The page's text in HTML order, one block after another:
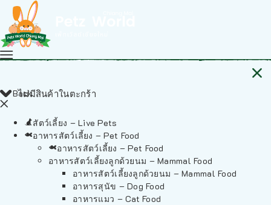
ไม่มีสินค้าในตะกร้า
Back
สัตว์เลี้ยง – Live Pets
อาหารสัตว์เลี้ยง – Pet Food
อาหารสัตว์เลี้ยง – Pet Food
อาหารสัตว์เลี้ยงลูกด้วยนม – Mammal Food
อาหารสัตว์เลี้ยงลูกด้วยนม – Mammal Food
อาหารสุนัข – Dog Food
อาหารแมว – Cat Food